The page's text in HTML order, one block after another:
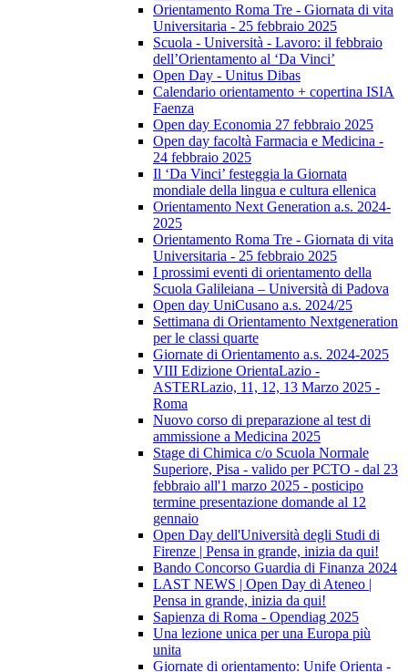
Orientamento Roma Tre - Giornata di vita
Universitaria - 25 febbraio 2025
Scuola - Università - Lavoro: il febbraio
dell’Orientamento al ‘Da Vinci’
Open Day - Unitus Dibas
Calendario orientamento + copertina ISIA
Faenza
Open day Economia 27 febbraio 2025
Open day facoltà Farmacia e Medicina -
24 febbraio 2025
Il ‘Da Vinci’ festeggia la Giornata
mondiale della lingua e cultura ellenica
Orientamento Next Generation a.s. 2024-
2025
Orientamento Roma Tre - Giornata di vita
Universitaria - 25 febbraio 2025
I prossimi eventi di orientamento della
Scuola Galileiana – Università di Padova
Open day UniCusano a.s. 2024/25
Settimana di Orientamento Nextgeneration
per le classi quarte
Giornate di Orientamento a.s. 2024-2025
VIII Edizione OrientaLazio -
ASTERLazio, 11, 12, 13 Marzo 2025 -
Roma
Nuovo corso di preparazione al test di
ammissione a Medicina 2025
Stage di Chimica c/o Scuola Normale
Superiore, Pisa - valido per PCTO - dal 23
febbraio all'1 marzo 2025 - posticipo
termine presentazione domande al 12
gennaio
Open Day dell'Università degli Studi di
Firenze | Pensa in grande, inizia da qui!
Bando Concorso Guardia di Finanza 2024
LAST NEWS | Open Day di Ateneo |
Pensa in grande, inizia da qui!
Sapienza di Roma - Opendiag 2025
Una lezione unica per una Europa più
unita
Giornate di orientamento: Unife Orienta -